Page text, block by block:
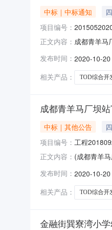
中标｜中标通知
项目编号：
正文内容： 成都青羊马
话/开标地
发布时间： 2020-10-20
相关产品：
TOD综合开
成都青羊马厂坝
中标｜其他公告
项目编号： 工程
正文内容： (成都青羊
机构联系电
发布时间： 2020-10-20
相关产品：
TOD综合开
金融街巽寮湾小